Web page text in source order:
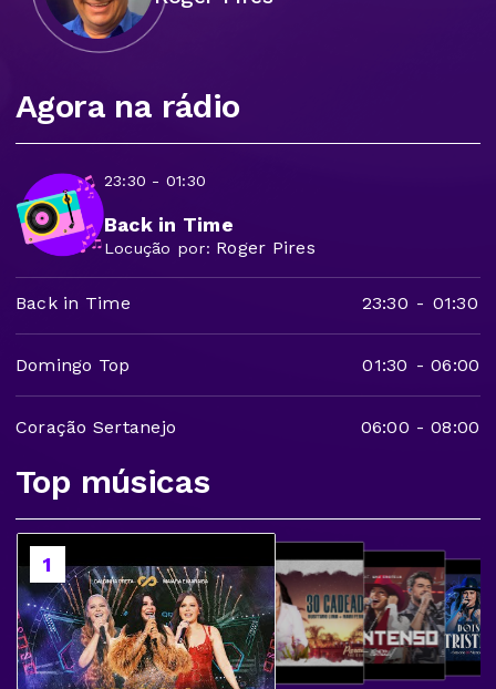
Agora na rádio
23:30 - 01:30
Back in Time
Locução por: Roger Pires
Back in Time 23:30 - 01:30
Domingo Top 01:30 - 06:00
Coração Sertanejo 06:00 - 08:00
Top músicas
1 4